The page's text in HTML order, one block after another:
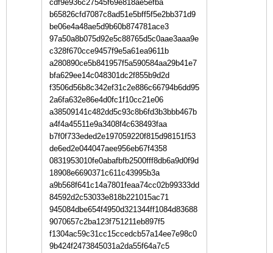
cdf9e936c27545f69e818ae5efba
b65826cfd7087c8ad51e5bff5f5e2bb371d9
be06e4a48ae5d9b60b874781ace3
97a50a8b075d92e5c88765d5c0aae3aaa9e
c328f670cce9457f9e5a61ea9611b
a280890ce5b841957f5a590584aa29b41e7
bfa629ee14c048301dc2f855b9d2d
f3506d56b8c342ef31c2e886c66794b6dd95
2a6fa632e86e4d0fc1f10cc21e06
a38509141c482dd5c93c8b6fd3b3bbb467b
a4f4a45511e9a3408f4c638493faa
b7f0f733eded2e197059220f815d98151f53
de6ed2e044047aee956eb67f4358
0831953010fe0abafbfb2500fff8db6a9d0f9d
18908e6690371c611c43995b3a
a9b568f641c14a7801feaa74cc02b99333dd
84592d2c53033e818b221015ac71
945084dbe654f4950d321344ff1084d83688
9070657c2ba123f751211eb897f5
f1304ac59c31cc15ccedcb57a14ee7e98c0
9b424f2473845031a2da55f64a7c5